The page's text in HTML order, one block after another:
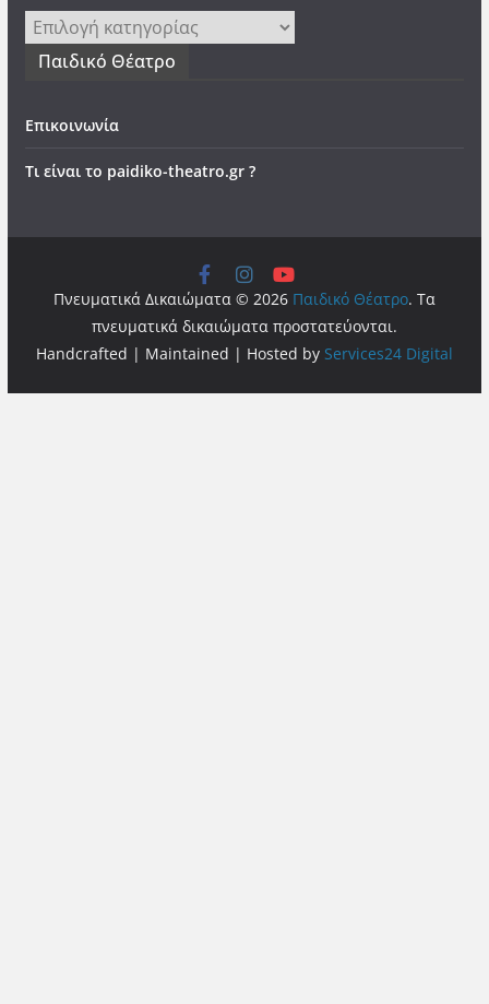
Kατηγορίες
Παιδικό Θέατρο
Επικοινωνία
Τι είναι το paidiko-theatro.gr ?
Πνευματικά Δικαιώματα © 2026 Παιδικό Θέατρο. Τα
πνευματικά δικαιώματα προστατεύονται.
Handcrafted | Maintained | Hosted by Services24 Digital